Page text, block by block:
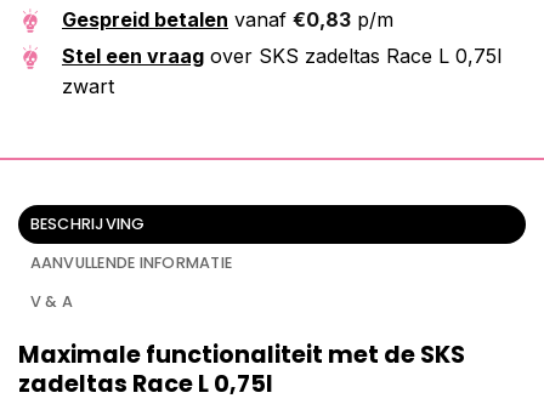
Gespreid betalen vanaf €0,83 p/m
Stel een vraag over SKS zadeltas Race L 0,75l
zwart
BESCHRIJVING
AANVULLENDE INFORMATIE
V & A
Maximale functionaliteit met de SKS
zadeltas Race L 0,75l